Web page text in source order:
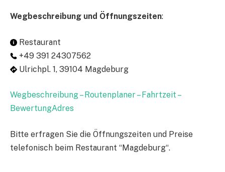
Wegbeschreibung und Öffnungszeiten:
Restaurant
+49 391 24307562
Ulrichpl. 1, 39104 Magdeburg
Wegbeschreibung – Routenplaner – Fahrtzeit –
BewertungAdres
Bitte erfragen Sie die Öffnungszeiten und Preise
telefonisch beim Restaurant “Magdeburg“.